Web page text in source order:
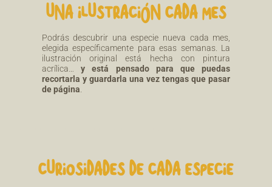
UNA ILUSTRACIÓN CADA MES
Podrás descubrir una especie nueva cada mes,
elegida específicamente para esas semanas. La
ilustración original está hecha con pintura
acrílica…y está pensado para que puedas
recortarla y guardarla una vez tengas que pasar
de página
CURIOSIDADES DE CADA ESPECIE